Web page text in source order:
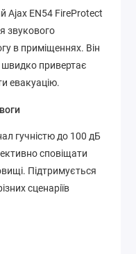
Ajax EN54 FireProtect
звукового
в приміщеннях. Він
швидко привертає
евакуацію.
гучністю до 100 дБ
сповіщати
Підтримується
сценаріїв